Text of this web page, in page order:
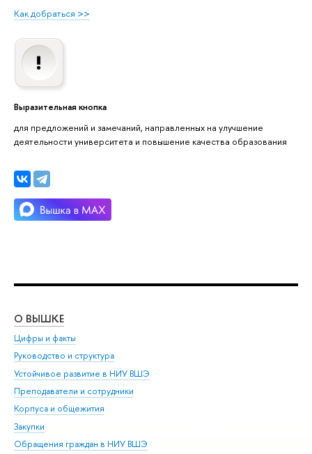
Как добраться >>
Выразительная кнопка
для предложений и замечаний, направленных на улучшение
деятельности университета и повышение качества образования
О ВЫШКЕ
Цифры и факты
Руководство и структура
Устойчивое развитие в НИУ ВШЭ
Преподаватели и сотрудники
Корпуса и общежития
Закупки
Обращения граждан в НИУ ВШЭ